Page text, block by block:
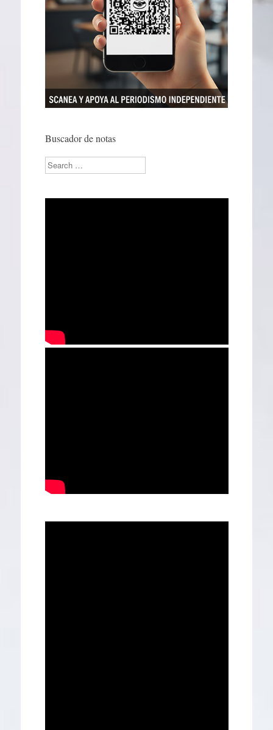
Buscador de notas
Search